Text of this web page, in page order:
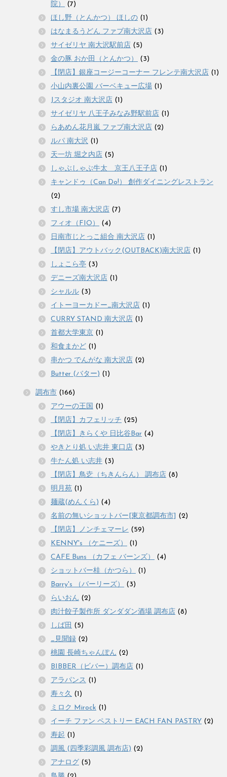
院）
(7)
ほし野（とんかつ） ほしの (1)
はなまるうどん ファブ南大沢店 (3)
サイゼリヤ 南大沢駅前店 (5)
金の豚 おか田（とんかつ）
(3)
【閉店】銀座コージーコーナー フレンテ南大沢店 (1)
小山内裏公園 バーベキュー広場 (1)
Jスタジオ 南大沢店 (1)
サイゼリヤ 八王子みなみ野駅前店 (1)
らあめん花月嵐 ファブ南大沢店 (2)
ルパ 南大沢 (1)
天一坊 堀之内店 (5)
しゃぶしゃぶ牛太 京王八王子店 (1)
キャンドゥ（Can Do!） 創作ダイニングレストラン
(2)
すし市場 南大沢店 (7)
フィオ（FIO）
(4)
日南市じとっこ組合 南大沢店 (1)
【閉店】アウトバック(OUTBACK)南大沢店 (1)
しょこら亭 (3)
デニーズ南大沢店 (1)
シャルル (3)
イトーヨーカドー_南大沢店 (1)
CURRY STAND 南大沢店 (1)
首都大学東京 (1)
和食まかど (1)
串かつ でんがな 南大沢店 (2)
Butter (バター) (1)
調布市 (166)
アウーの王国 (1)
【閉店】カフェリッチ (25)
【閉店】きらくや 日比谷Bar (4)
やきとり処 い志井 東口店 (3)
牛たん処 い志井 (3)
【閉店】鳥赱（ちきんらん） 調布店 (8)
明月苑 (1)
麺蔵(めんくら) (4)
名前の無いショットバー[東京都調布市]
(2)
【閉店】ノンチェマーレ (59)
KENNY's （ケニーズ）
(1)
CAFE Buns （カフェ バーンズ）
(4)
ショットバー桂（かつら）
(1)
Barry's （バーリーズ）
(3)
らいおん (2)
肉汁餃子製作所 ダンダダン酒場 調布店 (8)
しば田 (5)
_見聞録 (2)
桃園 長崎ちゃんぽん (2)
BIBBER（ビバー）調布店 (1)
アラパンス (1)
寿々久 (1)
ミロク Mirock (1)
イーチ ファン ペストリー EACH FAN PASTRY (2)
寿起 (1)
調風 (四季彩調風 調布店) (2)
アナログ (5)